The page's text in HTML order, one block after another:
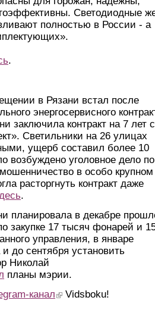
Светодиодные
полностью в России - а
.
в Рязани встал после
энергосервисного
заключила контракт на 7 лет с
Светильники на 26 улицах
ущерб составил более 10
возбуждено уголовное дело по
в особо крупном
расторгнуть контракт даже
.
планировала в декабре
закупке 17 тысяч фонарей и
управления, в январе
до сентября установить
Николай
планы мэрии.
канал(link is external)
Vidsboku!